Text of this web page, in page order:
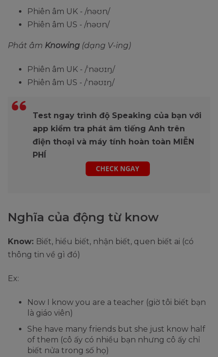
Phiên âm UK - /nəʊn/
Phiên âm US - /nəʊn/
Phát âm Knowing (dạng V-ing)
Phiên âm UK - /ˈnəʊɪŋ/
Phiên âm US - /ˈnəʊɪŋ/
Test ngay trình độ Speaking của bạn với
app kiểm tra phát âm tiếng Anh trên
điện thoại và máy tính hoàn toàn MIỄN
PHÍ
Nghĩa của động từ know
Know: Biết, hiểu biết, nhận biết, quen biết ai (có
thông tin về gì đó)
Ex:
Now I know you are a teacher (giờ tôi biết bạn
là giáo viên)
She have many friends but she just know half
of them (cô ấy có nhiều bạn nhưng cô ấy chỉ
biết nửa trong số họ)